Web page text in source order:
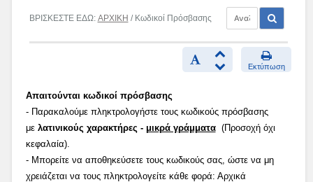
ΒΡΙΣΚΕΣΤΕ ΕΔΩ: ΑΡΧΙΚΗ / Κωδικοί Πρόσβασης
Εκτύπωση
Απαιτούνται κωδικοί πρόσβασης
- Παρακαλούμε πληκτρολογήστε τους κωδικούς πρόσβασης
με λατινικούς χαρακτήρες - μικρά γράμματα(Προσοχή όχι
κεφαλαία).
- Μπορείτε να αποθηκεύσετε τους κωδικούς σας, ώστε να μη
χρειάζεται να τους πληκτρολογείτε κάθε φορά: Αρχικά